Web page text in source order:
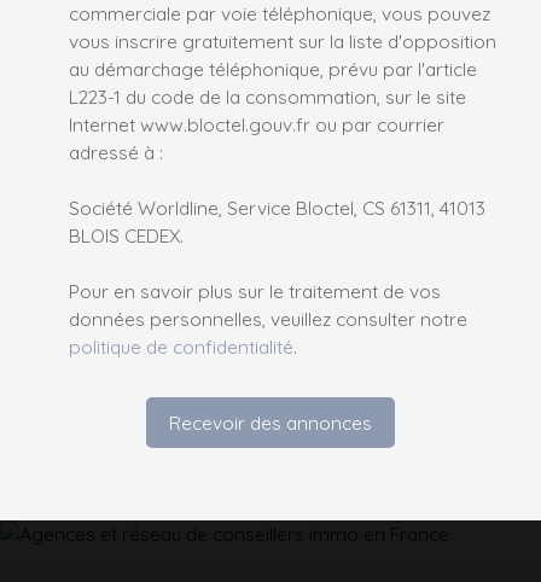
commerciale par voie téléphonique, vous pouvez
vous inscrire gratuitement sur la liste d'opposition
au démarchage téléphonique, prévu par l'article
L223-1 du code de la consommation, sur le site
Internet www.bloctel.gouv.fr ou par courrier
adressé à :
Société Worldline, Service Bloctel, CS 61311, 41013
BLOIS CEDEX.
Pour en savoir plus sur le traitement de vos
données personnelles, veuillez consulter notre
politique de confidentialité.
Recevoir des annonces